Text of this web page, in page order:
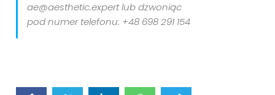
ae@aesthetic.expert lub dzwoniąc
pod numer telefonu: +48 698 291 154